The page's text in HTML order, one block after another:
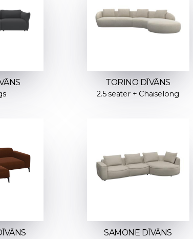
TORINO DĪVĀNS
2.5 seater + Chaiselong
SAMONE DĪVĀNS